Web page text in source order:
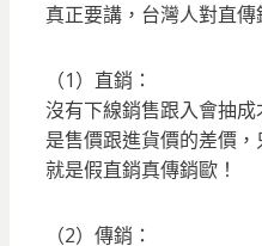
真正要講，台灣人對直
（1）直銷：
沒有下線銷售跟入會抽
是售價跟進貨價的差價
就是假直銷真傳銷歐！
（2）傳銷：